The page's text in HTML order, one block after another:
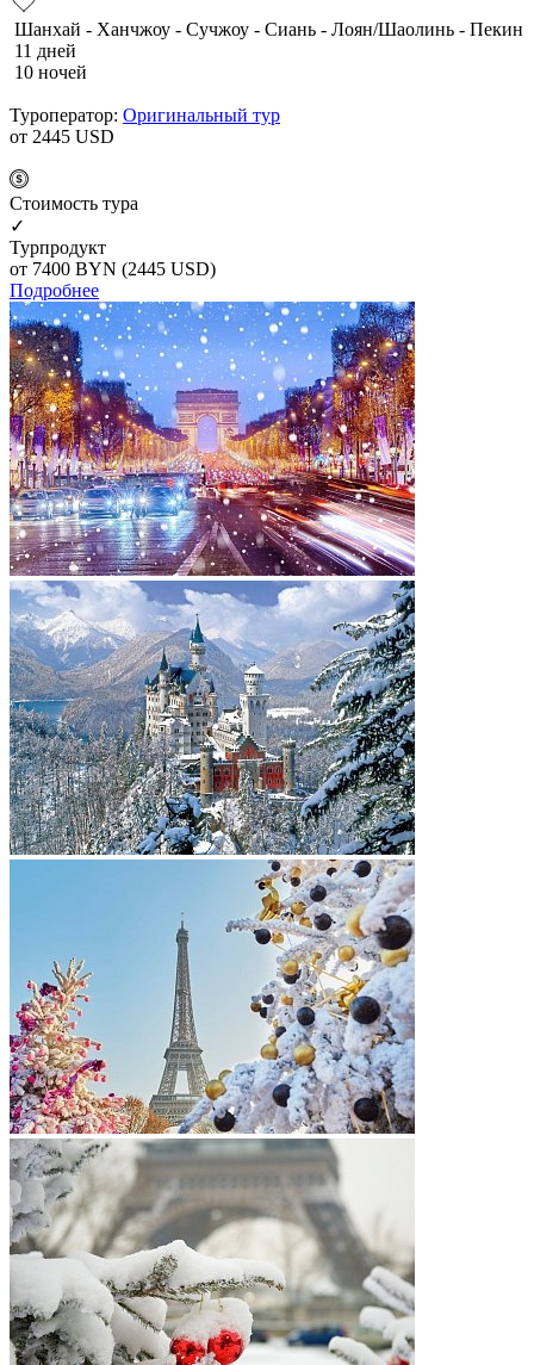
Шанхай - Ханчжоу - Сучжоу - Сиань - Лоян/Шаолинь - Пекин
11 дней
10 ночей
Туроператор: Оригинальный тур
от 2445 USD
Cтоимость тура
✓
Турпродукт
от 7400 BYN (2445 USD)
Подробнее